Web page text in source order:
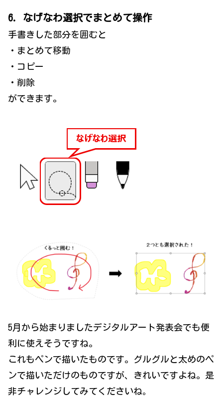
6. なげなわ選択でまとめて操作
手書きした部分を囲むと
・まとめて移動
・コピー
・削除
ができます。
5月から始まりましたデジタルアート発表会でも便
利に使えそうですね。
これもペンで描いたものです。グルグルと太めのペ
ンで描いただけのものですが、きれいですよね。是
非チャレンジしてみてくださいね。